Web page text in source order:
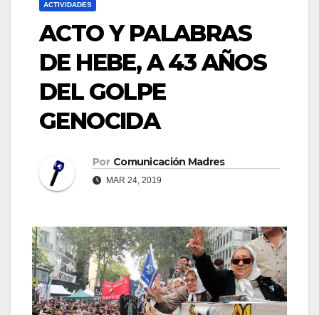
ACTIVIDADES
ACTO Y PALABRAS
DE HEBE, A 43 AÑOS
DEL GOLPE
GENOCIDA
Por Comunicación Madres
MAR 24, 2019